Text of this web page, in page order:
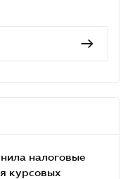
налоговые
курсовых